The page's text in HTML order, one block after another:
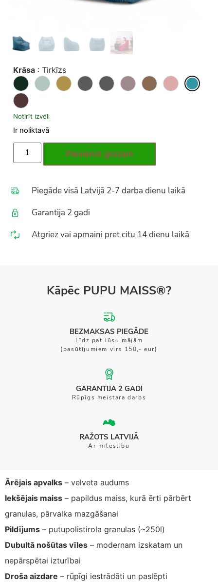
Krāsa : Tirkīzs
Notīrīt izvēli
Ir noliktavā
Pievienot grozam
Piegāde visā Latvijā 2-7 darba dienu laikā
Garantija 2 gadi
Atgriez vai apmaini pret citu 14 dienu laikā
Kāpēc PUPU MAISS®?
BEZMAKSAS PIEGĀDE
Līdz pat Jūsu mājām
(pasūtījumiem virs 150,- eur)
GARANTIJA 2 GADI
Rūpīgs meistara darbs
RAŽOTS LATVIJĀ
Ar mīlestību
Ārējais apvalks – velveta audums
Iekšējais maiss – papildus maiss, kurā ērti pārbērt
granulas, pārvalka mazgāšanai
Pildījums – putupolistirola granulas (~250l)
Dubultā nošūtas vīles – modernam izskatam un
nepārspētai izturībai
Droša aizdare – rūpīgi iestrādāti un paslēpti